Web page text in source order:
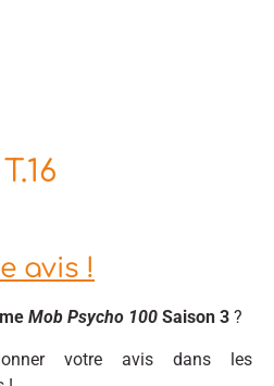
T.16
avis !
Mob Psycho 100 Saison 3 ?
votre avis dans les